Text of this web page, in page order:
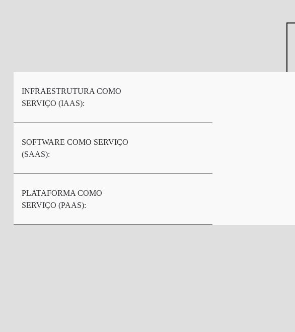
INFRAESTRUTURA COMO
SERVIÇO (IAAS):
SOFTWARE COMO SERVIÇO
(SAAS):
PLATAFORMA COMO
SERVIÇO (PAAS):